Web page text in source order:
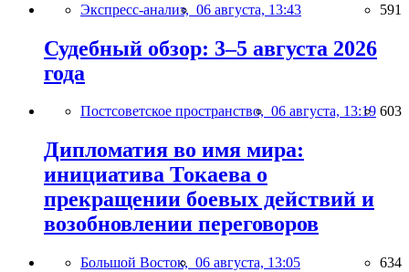
Экспресс-анализ, 06 августа, 13:43 591
Судебный обзор: 3–5 августа 2026
года
Постсоветское пространство, 06 августа, 13:19 603
Дипломатия во имя мира:
инициатива Токаева о
прекращении боевых действий и
возобновлении переговоров
Большой Восток, 06 августа, 13:05 634